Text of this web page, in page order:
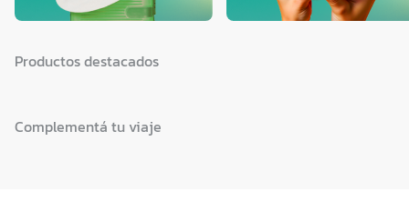
Productos destacados
Complementá tu viaje